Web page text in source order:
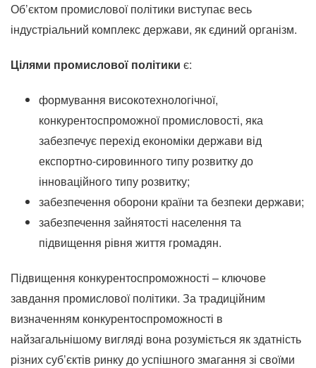
Об’єктом промислової політики виступає весь
індустріальний комплекс держави, як єдиний організм.
Цілями промислової політики є:
формування високотехнологічної,
конкурентоспроможної промисловості, яка
забезпечує перехід економіки держави від
експортно-сировинного типу розвитку до
інноваційного типу розвитку;
забезпечення оборони країни та безпеки держави;
забезпечення зайнятості населення та
підвищення рівня життя громадян.
Підвищення конкурентоспроможності – ключове
завдання промислової політики. За традиційним
визначенням конкурентоспроможності в
найзагальнішому вигляді вона розуміється як здатність
різних суб’єктів ринку до успішного змагання зі своїми